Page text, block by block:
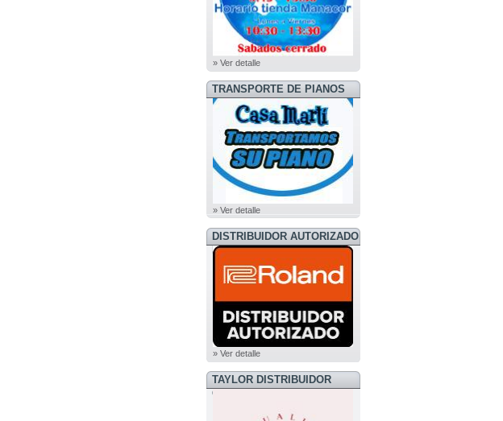
» Ver detalle
TRANSPORTE DE PIANOS
» Ver detalle
DISTRIBUIDOR AUTORIZADO
ROLAND
» Ver detalle
TAYLOR DISTRIBUIDOR
OFICIAL